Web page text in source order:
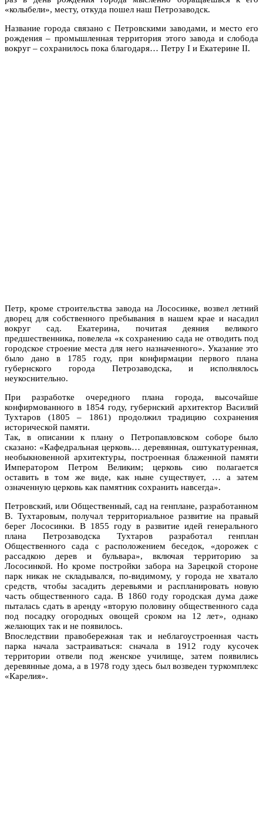
«колыбели», месту, откуда пошел наш Петрозаводск.
Название города связано с Петровскими заводами, и место его
рождения – промышленная территория этого завода и слобода
вокруг – сохранилось пока благодаря… Петру I и Екатерине II.
Петр, кроме строительства завода на Лососинке, возвел летний
дворец для собственного пребывания в нашем крае и насадил
вокруг сад. Екатерина, почитая деяния великого
предшественника, повелела «к сохранению сада не отводить под
городское строение места для него назначенного». Указание это
было дано в 1785 году, при конфирмации первого плана
губернского города Петрозаводска, и исполнялось
неукоснительно.
При разработке очередного плана города, высочайше
конфирмованного в 1854 году, губернский архитектор Василий
Тухтаров (1805 – 1861) продолжил традицию сохранения
исторической памяти.
Так, в описании к плану о Петропавловском соборе было
сказано: «Кафедральная церковь… деревянная, оштукатуренная,
необыкновенной архитектуры, построенная блаженной памяти
Императором Петром Великим; церковь сию полагается
оставить в том же виде, как ныне существует, … а затем
означенную церковь как памятник сохранить навсегда».
Петровский, или Общественный, сад на генплане, разработанном
В. Тухтаровым, получал территориальное развитие на правый
берег Лососинки. В 1855 году в развитие идей генерального
плана Петрозаводска Тухтаров разработал генплан
Общественного сада с расположением беседок, «дорожек с
рассадкою дерев и бульвара», включая территорию за
Лососинкой. Но кроме постройки забора на Зарецкой стороне
парк никак не складывался, по-видимому, у города не хватало
средств, чтобы засадить деревьями и распланировать новую
часть общественного сада. В 1860 году городская дума даже
пыталась сдать в аренду «вторую половину общественного сада
под посадку огородных овощей сроком на 12 лет», однако
желающих так и не появилось.
Впоследствии правобережная так и неблагоустроенная часть
парка начала застраиваться: сначала в 1912 году кусочек
территории отвели под женское училище, затем появились
деревянные дома, а в 1978 году здесь был возведен туркомплекс
«Карелия».